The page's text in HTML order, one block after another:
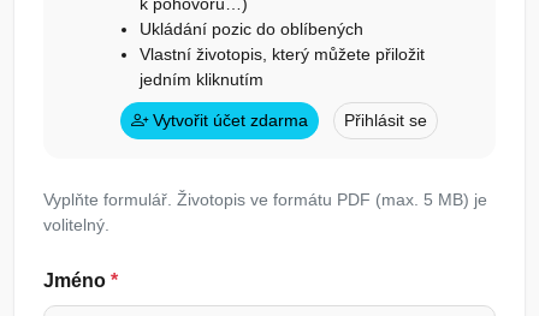
Ukládání pozic do oblíbených
Vlastní životopis, který můžete přiložit
jedním kliknutím
Vytvořit účet zdarma Přihlásit se
Vyplňte formulář. Životopis ve formátu PDF (max. 5 MB) je
volitelný.
Jméno *